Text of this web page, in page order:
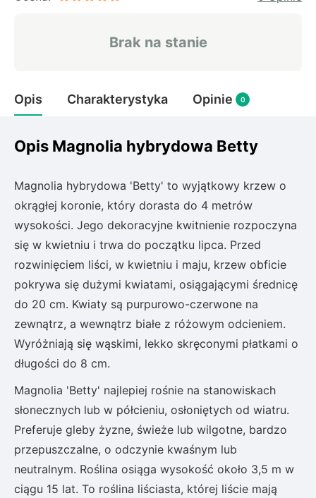
Turzyca (carex)
Różanecznik
Pnącza
Glicynia (wisteria)
Wiciokrzew
Bluszcz
Ewodia (tetradium daniellii)
Brak na stanie
Opis Charakterystyka Opinie 0
Opis Magnolia hybrydowa Betty
Magnolia hybrydowa 'Betty' to wyjątkowy krzew o
okrągłej koronie, który dorasta do 4 metrów
wysokości. Jego dekoracyjne kwitnienie rozpoczyna
się w kwietniu i trwa do początku lipca. Przed
rozwinięciem liści, w kwietniu i maju, krzew obficie
pokrywa się dużymi kwiatami, osiągającymi średnicę
do 20 cm. Kwiaty są purpurowo-czerwone na
zewnątrz, a wewnątrz białe z różowym odcieniem.
Wyróżniają się wąskimi, lekko skręconymi płatkami o
długości do 8 cm.
Magnolia 'Betty' najlepiej rośnie na stanowiskach
słonecznych lub w półcieniu, osłoniętych od wiatru.
Preferuje gleby żyzne, świeże lub wilgotne, bardzo
przepuszczalne, o odczynie kwaśnym lub
neutralnym. Roślina osiąga wysokość około 3,5 m w
ciągu 15 lat. To roślina liściasta, której liście mają